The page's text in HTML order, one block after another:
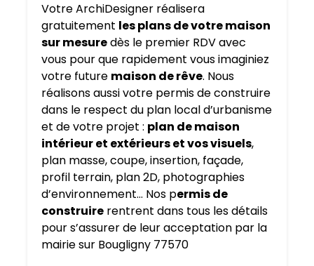
Votre ArchiDesigner réalisera
gratuitement les plans de votre maison
sur mesuredès le premier RDV avec
vous pour que rapidement vous imaginiez
votre future maison de rêve. Nous
réalisons aussi votre permis de construire
dans le respect du plan local d’urbanisme
et de votre projet : plan de maison
intérieur et extérieurs et vos visuels,
plan masse, coupe, insertion, façade,
profil terrain, plan 2D, photographies
d’environnement… Nos permis de
construire rentrent dans tous les détails
pour s’assurer de leur acceptation par la
mairie sur Bougligny 77570